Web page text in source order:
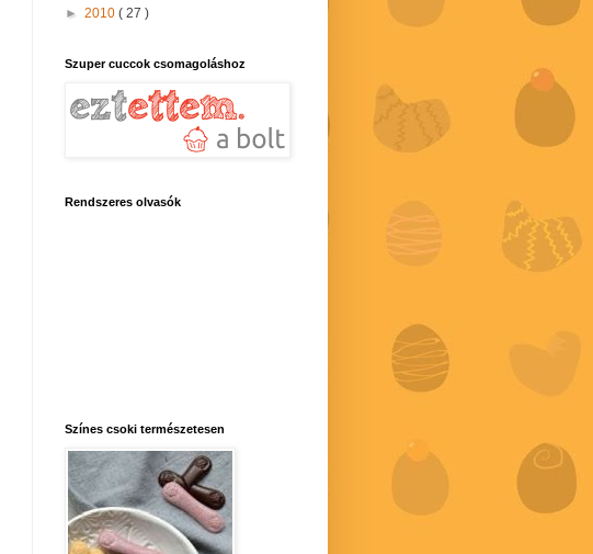
► 2010 ( 27 )
Szuper cuccok csomagoláshoz
Rendszeres olvasók
Színes csoki természetesen